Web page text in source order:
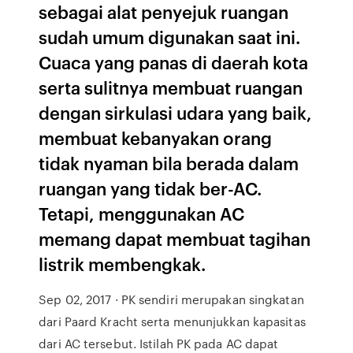
sebagai alat penyejuk ruangan
sudah umum digunakan saat ini.
Cuaca yang panas di daerah kota
serta sulitnya membuat ruangan
dengan sirkulasi udara yang baik,
membuat kebanyakan orang
tidak nyaman bila berada dalam
ruangan yang tidak ber-AC.
Tetapi, menggunakan AC
memang dapat membuat tagihan
listrik membengkak.
Sep 02, 2017 · PK sendiri merupakan singkatan
dari Paard Kracht serta menunjukkan kapasitas
dari AC tersebut. Istilah PK pada AC dapat